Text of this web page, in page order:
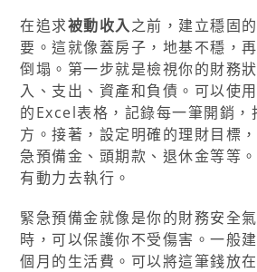
在追求被動收入之前，建立穩固
要。這就像蓋房子，地基不穩，
倒塌。第一步就是檢視你的財務
入、支出、資產和負債。可以使
的Excel表格，記錄每一筆開銷，
方。接著，設定明確的理財目標
急預備金、頭期款、退休金等等
有動力去執行。
緊急預備金就像是你的財務安全
時，可以保護你不受傷害。一般
個月的生活費。可以將這筆錢放